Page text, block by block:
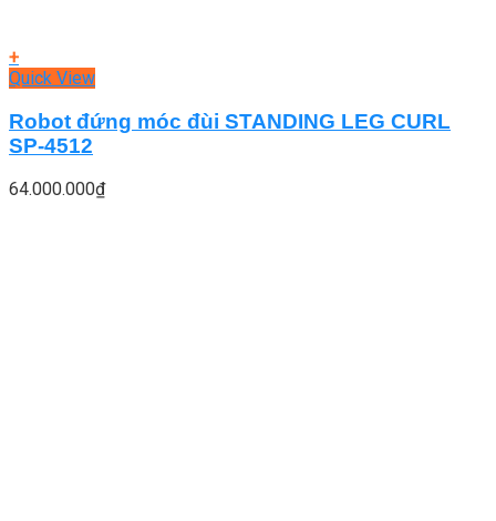
+
Quick View
Robot đứng móc đùi STANDING LEG CURL
SP-4512
64.000.000₫